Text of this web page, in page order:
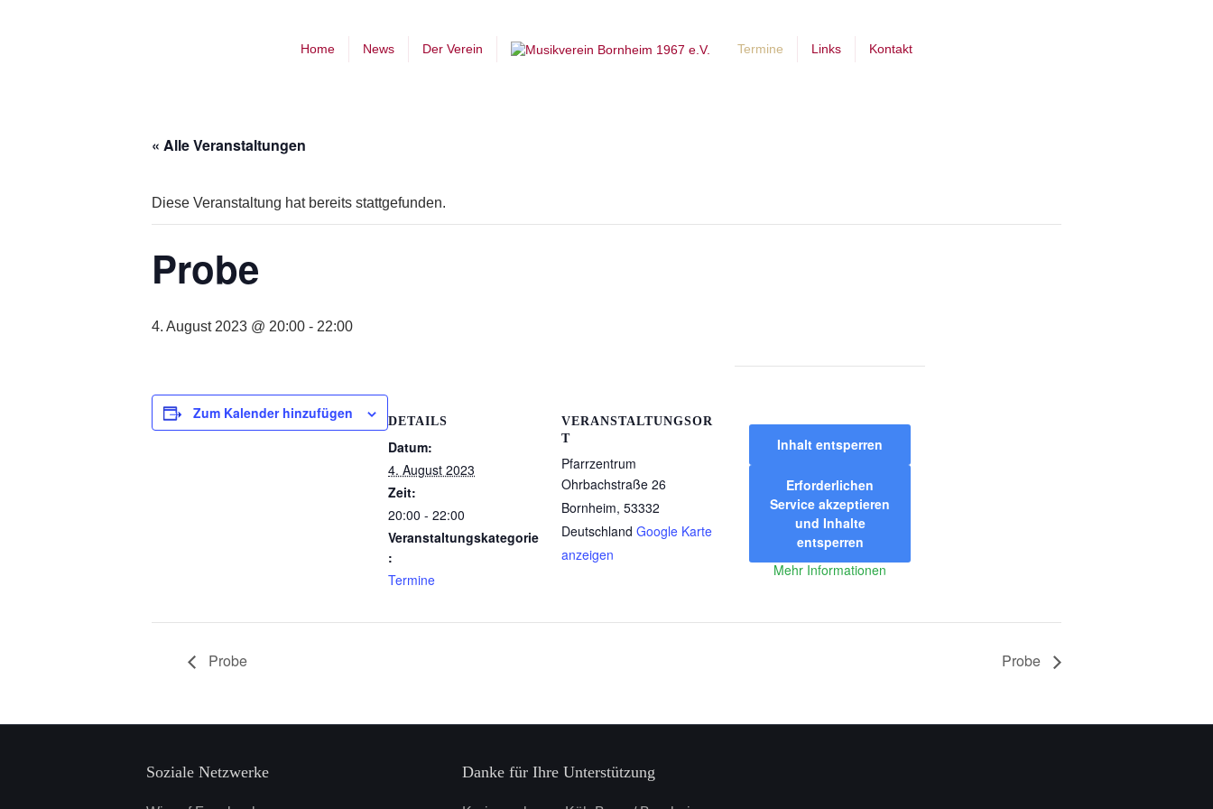
Home News Der Verein Termine Links Kontakt
« Alle Veranstaltungen
Diese Veranstaltung hat bereits stattgefunden.
Probe
4. August 2023 @ 20:00 - 22:00
Zum Kalender hinzufügen DETAILS
Datum:
4. August 2023
Zeit:
20:00 - 22:00
Veranstaltungskategorie
:
Termine
VERANSTALTUNGSOR
T
Pfarrzentrum
Ohrbachstraße 26
Bornheim, 53332
Deutschland Google Karte
anzeigen
Inhalt entsperren
Erforderlichen
Service akzeptieren
und Inhalte
entsperren
Mehr Informationen
Probe Probe
Soziale Netzwerke Danke für Ihre Unterstützung